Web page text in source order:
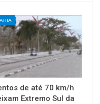
de até 70 km/h
Extremo Sul da